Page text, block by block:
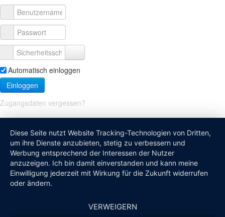
Automatisch einloggen
Einloggen
Zugangsdaten vergessen?
Diese Seite nutzt Website Tracking-Technologien von Dritten,
um ihre Dienste anzubieten, stetig zu verbessern und
Werbung entsprechend der Interessen der Nutzer
anzuzeigen. Ich bin damit einverstanden und kann meine
Einwilligung jederzeit mit Wirkung für die Zukunft widerrufen
oder ändern.
VERWEIGERN